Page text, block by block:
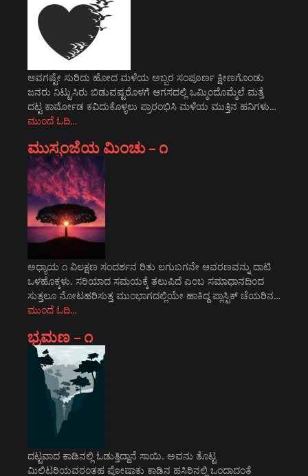
ಆವಗಷ್ಟೇ ಸುರಿದು ಹೋದ ಮಳೆಯ ಅಬ್ಬರ ಸಂಪೂರ್ಣ ಕ್ಷೀಣಗೊಂಡು
ಜನರು ನಿಟ್ಟುಸಿರು ಬಿಡುವಷ್ಟರೊಳಗೆ ಆಗಸದಲ್ಲಿ ಒಮ್ಮಿಂದೊಮ್ಮೆಲೆ ಮತ್ತೆ
ದಟ್ಟ ಕಾರ್ಮೋಡ ಕವಿದುಕೊಳ್ಳಲು ಪ್ರಾರಂಭಿಸಿ ಮಳೆಯ ಮುತ್ತಿನ ಹನಿಗಳು…
ಮುಂದೆ ಓದಿ…
ಮುಸ್ಸಂಜೆಯ ಮಿಂಚು – ೧
ಅಧ್ಯಾಯ ೧ ವಿಲಕ್ಷಣ ಸಂದರ್ಶನ ರಿತು ಲಗುಬಗನೇ ಆವರಣವನ್ನು ದಾಟಿ
ಒಳಹೊಕ್ಕಳು. ಸರಿಯಾದ ಸಮಯಕ್ಕೆ ತಲುಪಿದೆ ಎಂಬ ಸಮಾಧಾನದಿಂದ
ಸುತ್ತಲೂ ನೋಟಹರಿಸುತ್ತ ಮುಂಭಾಗದಲ್ಲಿಯೇ ಹಾಕಿದ್ದ ಪ್ಲಾಸ್ಟಿಕ್ ಚೆಯರಿನ…
ಮುಂದೆ ಓದಿ…
ಭ್ರಮಣ – ೧
ದಟ್ಟವಾದ ಕಾಡಿನಲ್ಲಿ ಓಡುತ್ತಿದ್ದಾನೆ ಸಾಯಿ. ಅವನು ತೊಟ್ಟ
ಮಿಲಿಟರಿಯವರಂತಹ ಪೋಷಾಕು ಕಾಡಿನ ಹಸಿರಿನಲ್ಲಿ ಒಂದಾದಂತೆ